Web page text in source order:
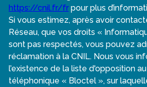
https://cnil.fr/fr pour plus
Si vous estimez, après avoir
Réseau, que vos droits «
sont pas respectés, vous pouvez
réclamation à la CNIL. Nous vous
l’existence de la liste d'opposition
téléphonique « Bloctel », sur